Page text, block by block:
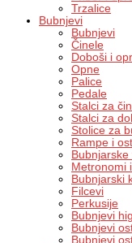
Trzalice
Bubnjevi
Bubnjevi
Činele
Doboši i
Opne
Palice
Pedale
Stalci za
Stalci za
Stolice za
Rampe i
Metronomi
Bubnjarski
Filcevi
Perkusije
Bubnjevi
Bubnjevi
Bubnjevi